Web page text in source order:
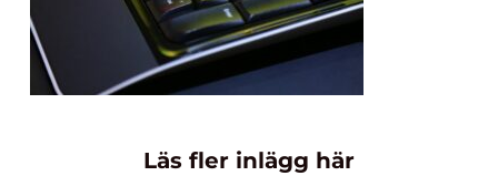
Läs fler inlägg här